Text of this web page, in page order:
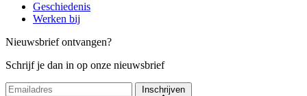
Geschiedenis
Werken bij
Nieuwsbrief ontvangen?
Schrijf je dan in op onze nieuwsbrief
Inschrijven